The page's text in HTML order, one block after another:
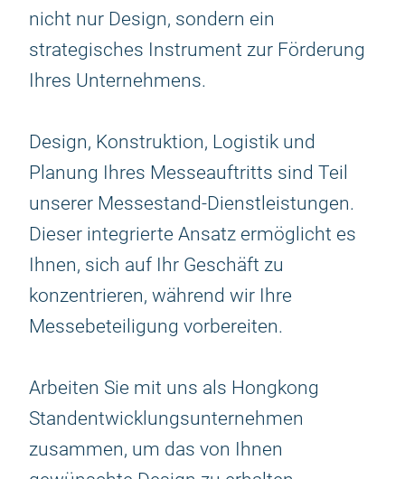
nicht nur Design, sondern ein
strategisches Instrument zur Förderung
Ihres Unternehmens.
Design, Konstruktion, Logistik und
Planung Ihres Messeauftritts sind Teil
unserer Messestand-Dienstleistungen.
Dieser integrierte Ansatz ermöglicht es
Ihnen, sich auf Ihr Geschäft zu
konzentrieren, während wir Ihre
Messebeteiligung vorbereiten.
Arbeiten Sie mit uns als Hongkong
Standentwicklungsunternehmen
zusammen, um das von Ihnen